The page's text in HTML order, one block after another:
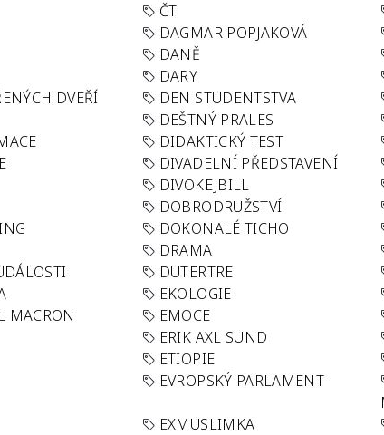
ČT
DAGMAR POPJAKOVÁ
DANĚ
DARY
DVEŘÍ DEN STUDENTSTVA
DEŠTNÝ PRALES
DIDAKTICKÝ TEST
DIVADELNÍ PŘEDSTAVENÍ
DIVOKEJBILL
DOBRODRUŽSTVÍ
DOKONALÉ TICHO
DRAMA
DUTERTRE
EKOLOGIE
MACRON EMOCE
ERIK AXL SUND
ETIOPIE
EVROPSKÝ PARLAMENT
EXMUSLIMKA